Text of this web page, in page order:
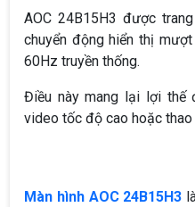
AOC 24B15H3 được
chuyển động hiển thị
60Hz truyền thống.
Điều này mang lại lợi thế
video tốc độ cao hoặc thao
Màn hình AOC 24B15H3